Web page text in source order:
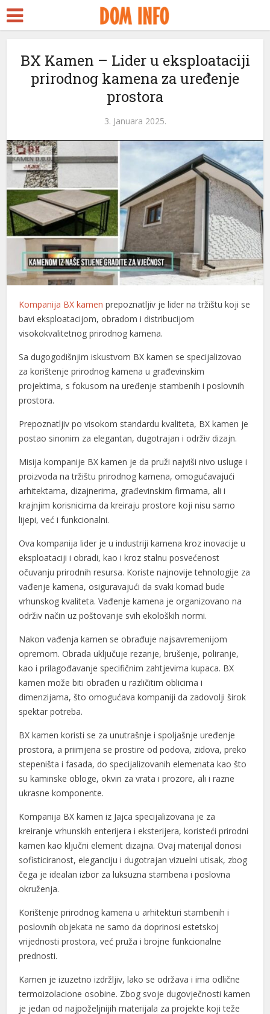
BX Kamen – Lider u eksploataciji
prirodnog kamena za uređenje
prostora
3. Januara 2025.
Kompanija BX kamen prepoznatljiv je lider na tržištu koji se
bavi eksploatacijom, obradom i distribucijom
visokokvalitetnog prirodnog kamena.
Sa dugogodišnjim iskustvom BX kamen se specijalizovao
za korištenje prirodnog kamena u građevinskim
projektima, s fokusom na uređenje stambenih i poslovnih
prostora.
Prepoznatljiv po visokom standardu kvaliteta, BX kamen je
postao sinonim za elegantan, dugotrajan i održiv dizajn.
Misija kompanije BX kamen je da pruži najviši nivo usluge i
proizvoda na tržištu prirodnog kamena, omogućavajući
arhitektama, dizajnerima, građevinskim firmama, ali i
krajnjim korisnicima da kreiraju prostore koji nisu samo
lijepi, već i funkcionalni.
Ova kompanija lider je u industriji kamena kroz inovacije u
eksploataciji i obradi, kao i kroz stalnu posvećenost
očuvanju prirodnih resursa. Koriste najnovije tehnologije za
vađenje kamena, osiguravajući da svaki komad bude
vrhunskog kvaliteta. Vađenje kamena je organizovano na
održiv način uz poštovanje svih ekoloških normi.
Nakon vađenja kamen se obrađuje najsavremenijom
opremom. Obrada uključuje rezanje, brušenje, poliranje,
kao i prilagođavanje specifičnim zahtjevima kupaca. BX
kamen može biti obrađen u različitim oblicima i
dimenzijama, što omogućava kompaniji da zadovolji širok
spektar potreba.
BX kamen koristi se za unutrašnje i spoljašnje uređenje
prostora, a priimjena se prostire od podova, zidova, preko
stepeništa i fasada, do specijalizovanih elemenata kao što
su kaminske obloge, okviri za vrata i prozore, ali i razne
ukrasne komponente.
Kompanija BX kamen iz Jajca specijalizovana je za
kreiranje vrhunskih enterijera i eksterijera, koristeći prirodni
kamen kao ključni element dizajna. Ovaj materijal donosi
sofisticiranost, eleganciju i dugotrajan vizuelni utisak, zbog
čega je idealan izbor za luksuzna stambena i poslovna
okruženja.
Korištenje prirodnog kamena u arhitekturi stambenih i
poslovnih objekata ne samo da doprinosi estetskoj
vrijednosti prostora, već pruža i brojne funkcionalne
prednosti.
Kamen je izuzetno izdržljiv, lako se održava i ima odlične
termoizolacione osobine. Zbog svoje dugovječnosti kamen
je jedan od najpoželjnijih materijala za projekte koji teže